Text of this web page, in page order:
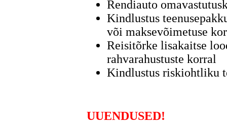
Rendiauto
Kindlustus
või maksevõimetuse
Reisitõrke lisakaitse
rahvarahustuste korral
Kindlustus riskiohtliku
UUENDUSED!